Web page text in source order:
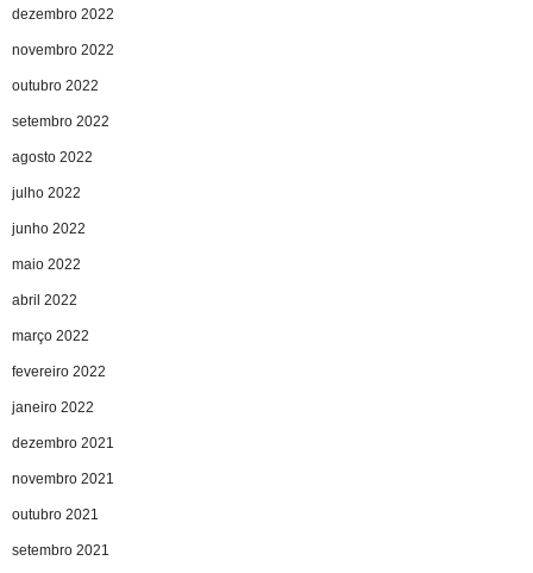
dezembro 2022
novembro 2022
outubro 2022
setembro 2022
agosto 2022
julho 2022
junho 2022
maio 2022
abril 2022
março 2022
fevereiro 2022
janeiro 2022
dezembro 2021
novembro 2021
outubro 2021
setembro 2021